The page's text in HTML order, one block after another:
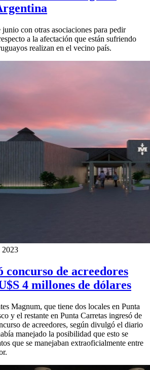
junio con otras asociaciones para pedir
a la afectación que están sufriendo
realizan en el vecino país.
2023
de acreedores
4 millones de dólares
Magnum, que tiene dos locales en Punta
y el restante en Punta Carretas ingresó de
de acreedores, según divulgó el diario
manejado la posibilidad que esto se
que se manejaban extraoficialmente entre